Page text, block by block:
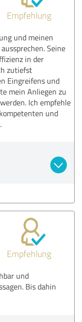
Empfehlung
und meinen
Seine
in der
zutiefst
Eingreifens und
mein Anliegen zu
Ich empfehle
und
Empfehlung
und
Bis dahin